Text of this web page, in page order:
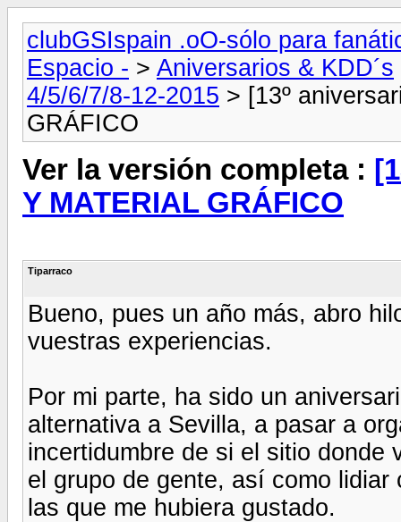
clubGSIspain .oO-sólo para
Espacio - > Aniversarios & KDD´s
4/5/6/7/8-12-2015 > [13º
GRÁFICO
Ver la versión completa :
Y MATERIAL GRÁFICO
Tiparraco
Bueno, pues un año más, abro
vuestras experiencias.
Por mi parte, ha sido un
alternativa a Sevilla, a pasar a
incertidumbre de si el sitio donde
el grupo de gente, así como
las que me hubiera gustado.